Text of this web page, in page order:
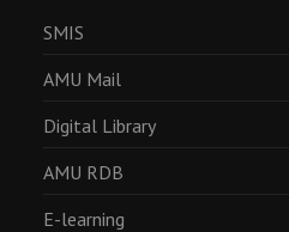
SMIS
AMU Mail
Digital Library
AMU RDB
E-learning